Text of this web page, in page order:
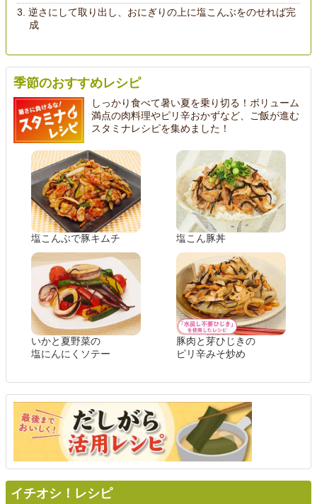
逆さにして取り出し、おにぎりの上に塩こんぶをのせれば完
成
季節のおすすめレシピ
しっかり食べて暑い夏を乗り切る！ボリューム
満点の肉料理やピリ辛おかずなど、ご飯が進む
スタミナレシピを集めました！
塩こんぶで豚キムチ 塩こん豚丼
いかと夏野菜の
塩にんにくソテー
豚肉と芽ひじきの
ピリ辛みそ炒め
イチオシ！レシピ